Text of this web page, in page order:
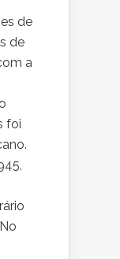
de
de
a
foi